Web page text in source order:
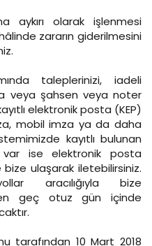
aykırı olarak işlenmesi
zararın giderilmesini
taleplerinizi, iadeli
veya şahsen veya noter
elektronik posta (KEP)
mobil imza ya da daha
kayıtlı bulunan
ise elektronik posta
ulaşarak iletebilirsiniz.
aracılığıyla bize
en geç otuz gün içinde
tarafından 10 Mart 2018